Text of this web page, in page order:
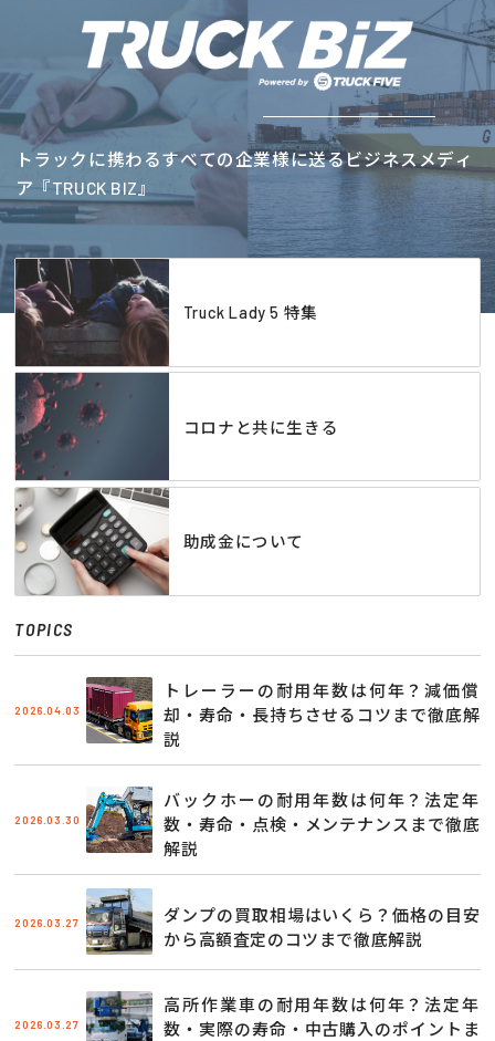
トラックに携わるすべての企業様に送るビジネスメディ
ア『TRUCK BIZ』
Truck Lady 5 特集
コロナと共に生きる
助成金について
TOPICS
2026.04.03
トレーラーの耐用年数は何年？減価償
却・寿命・長持ちさせるコツまで徹底解
説
2026.03.30
バックホーの耐用年数は何年？法定年
数・寿命・点検・メンテナンスまで徹底
解説
2026.03.27
ダンプの買取相場はいくら？価格の目安
から高額査定のコツまで徹底解説
2026.03.27
高所作業車の耐用年数は何年？法定年
数・実際の寿命・中古購入のポイントま